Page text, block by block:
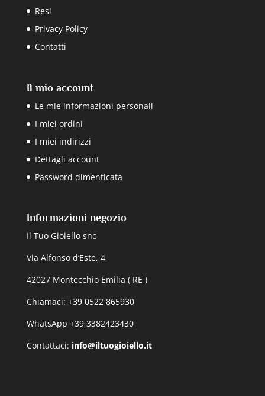
Resi
Privacy Policy
Contatti
Il mio account
Le mie informazioni personali
I miei ordini
I miei indirizzi
Dettagli account
Password dimenticata
Informazioni negozio
Il Tuo Gioiello snc
Via Alfonso d’Este, 4
42027 Montecchio Emilia ( RE )
Chiamaci: +39 0522 865930
WhatsApp +39 3382423430
Contattaci: info@iltuogioiello.it